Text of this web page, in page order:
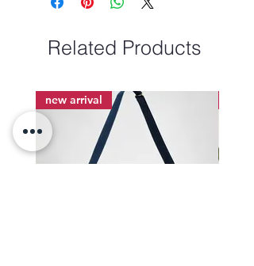
Related Products
new arrival